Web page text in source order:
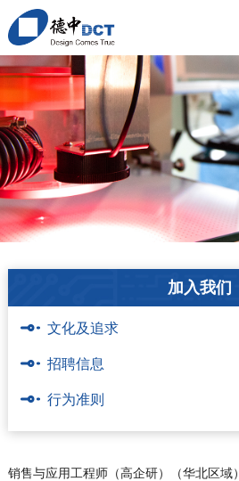
加入我们
文化及追求
招聘信息
行为准则
销售与应用工程师（高企研）（华北区域）